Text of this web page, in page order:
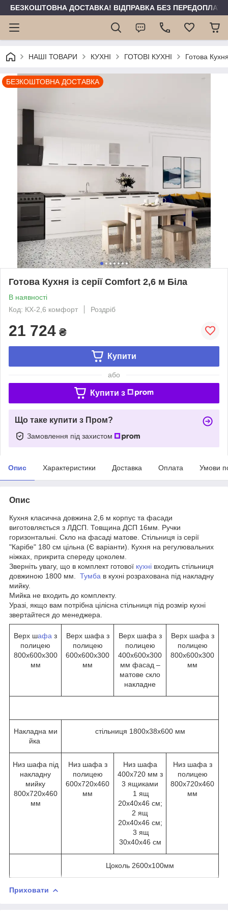
БЕЗКОШТОВНА ДОСТАВКА! ВІДПРАВКА БЕЗ ПЕРЕДОПЛАТИ
НАШІ ТОВАРИ КУХНІ ГОТОВІ КУХНІ Готова
БЕЗКОШТОВНА ДОСТАВКА
Готова Кухня із серії Comfort 2,6 м Біла
В наявності
Код: КХ-2,6 комфорт
Роздріб
21 724 ₴
Купити
або
Купити з
Що таке купити з Пром?
Замовлення під захистом
Опис Характеристики Доставка Оплата Умови
Опис
Кухня класична довжина 2,6 м корпус та фасади
виготовляється з ЛДСП. Товщина ДСП 16мм. Ручки
горизонтальні. Скло на фасаді матове. Стільниця із серії
"Карібе" 180 см цільна (Є варіанти). Кухня на регулювальних
ніжках, прикрита спереду цоколем.
Зверніть увагу, що в комплект готової кухні входить стільниця
довжиною 1800 мм. Тумба в кухні розрахована під накладну
мийку.
Мийка не входить до комплекту.
Уразі, якщо вам потрібна цілісна стільниця під розмір кухні
звертайтеся до менеджера.
Верх шафа з
полицею
800х600х300
мм
Верх шафа з
полицею
600х600х300
мм
Верх шафа з
полицею
400х600х300
мм фасад –
матове скло
накладне
Верх шафа з
полицею
800х600х300
мм
Накладна ми
йка
стільниця 1800х38х600 мм
Низ шафа під
накладну
мийку
800х720х460
мм
Низ шафа з
полицею
600х720х460
мм
Низ шафа
400х720 мм з
3 ящиками
1 ящ
20х40х46 см;
2 ящ
20х40х46 см;
3 ящ
30х40х46 см
Низ шафа з
полицею
800х720х460
мм
Цоколь 2600х100мм
Приховати